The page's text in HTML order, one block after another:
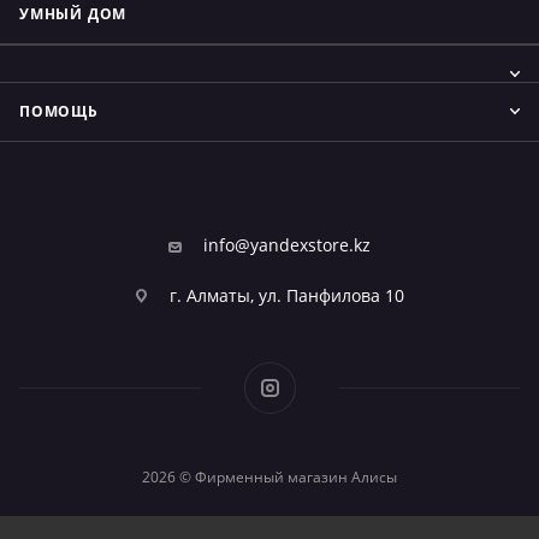
УМНЫЙ ДОМ
ПОМОЩЬ
info@yandexstore.kz
г. Алматы, ул. Панфилова 10
2026 © Фирменный магазин Алисы